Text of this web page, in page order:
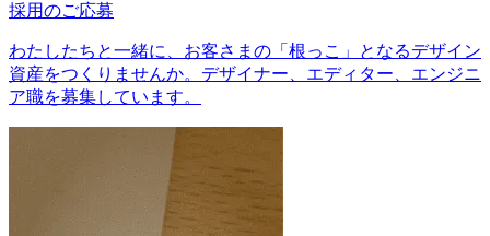
採用のご応募
わたしたちと一緒に、お客さまの「根っこ」となるデザイン
資産をつくりませんか。デザイナー、エディター、エンジニ
ア職を募集しています。